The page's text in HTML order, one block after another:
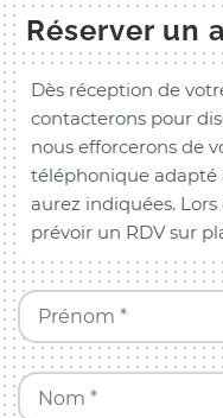
Réserver un
Dès réception de
contacterons pour
nous efforcerons de
téléphonique adapté
aurez indiquées.
prévoir un RDV sur
Prénom *
Nom *